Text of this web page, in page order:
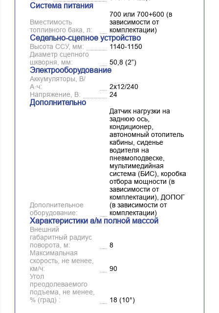
Система питания
Вместимость
топливного бака, л:
700 или 700+600 (в
зависимости от
комплектации)
Седельно-сцепное устройство
Высота ССУ, мм:
1140-1150
Диаметр сцепного
шкворня, мм:
50,8 (2”)
Электрооборудование
Аккумуляторы, В/
А·ч:
2х12/240
Напряжение, B:
24
Дополнительно
Дополнительное
оборудование:
Датчик нагрузки на
заднюю ось,
кондиционер,
автономный отопитель
кабины, сиденье
водителя на
пневмоподвеске,
мультимедийная
система (БИС), коробка
отбора мощности (в
зависимости от
комплектации), ДОПОГ
(в зависимости от
комплектации)
Характеристики а/м полной массой
Внешний
габаритный радиус
поворота, м:
8
Максимальная
скорость, не менее,
км/ч:
90
Угол
преодолеваемого
подъема, не менее,
% (град) :
18 (10°)